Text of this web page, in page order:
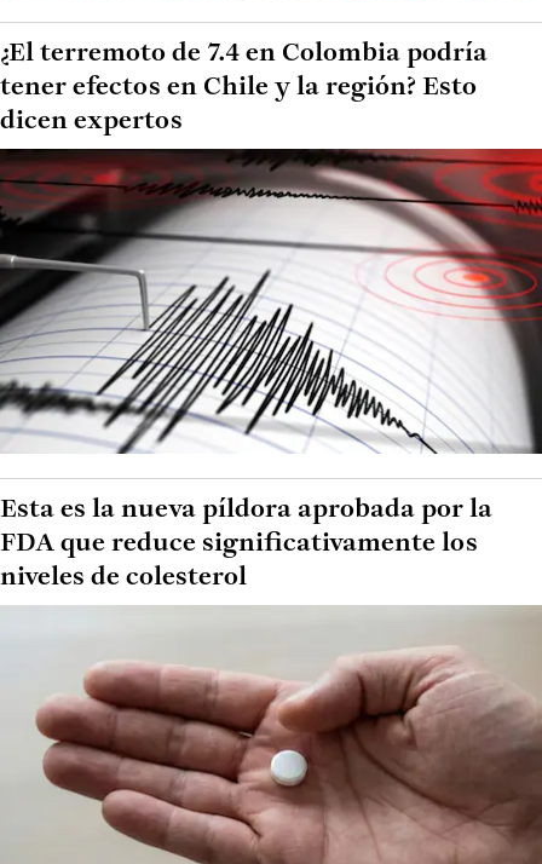
¿El terremoto de 7.4 en Colombia podría
tener efectos en Chile y la región? Esto
dicen expertos
Esta es la nueva píldora aprobada por la
FDA que reduce significativamente los
niveles de colesterol